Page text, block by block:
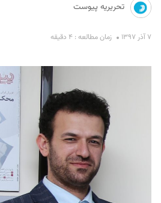
تحریریه پیوست
۷ آذر ۱۳۹۷ زمان مطالعه : ۴ دقیقه